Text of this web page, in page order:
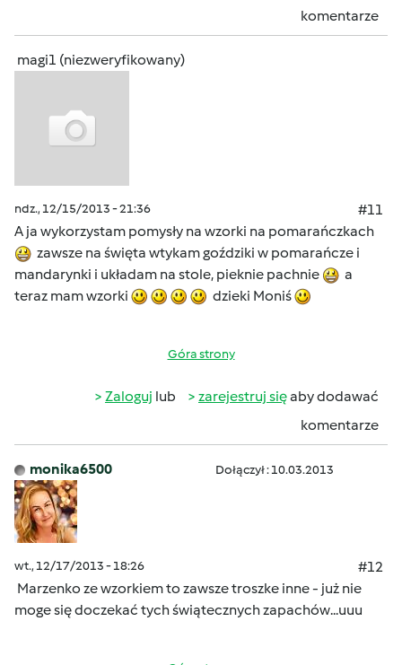
komentarze
magi1 (niezweryfikowany)
ndz., 12/15/2013 - 21:36
#11
A ja wykorzystam pomysły na wzorki na pomarańczkach
zawsze na święta wtykam goździki w pomarańcze i
mandarynki i układam na stole, pieknie pachnie
a
teraz mam wzorki
dzieki Moniś
Góra strony
Zaloguj lub zarejestruj sięaby dodawać
komentarze
monika6500 Dołączył : 10.03.2013
wt., 12/17/2013 - 18:26
#12
Marzenko ze wzorkiem to zawsze troszke inne - już nie
moge się doczekać tych świątecznych zapachów...uuu